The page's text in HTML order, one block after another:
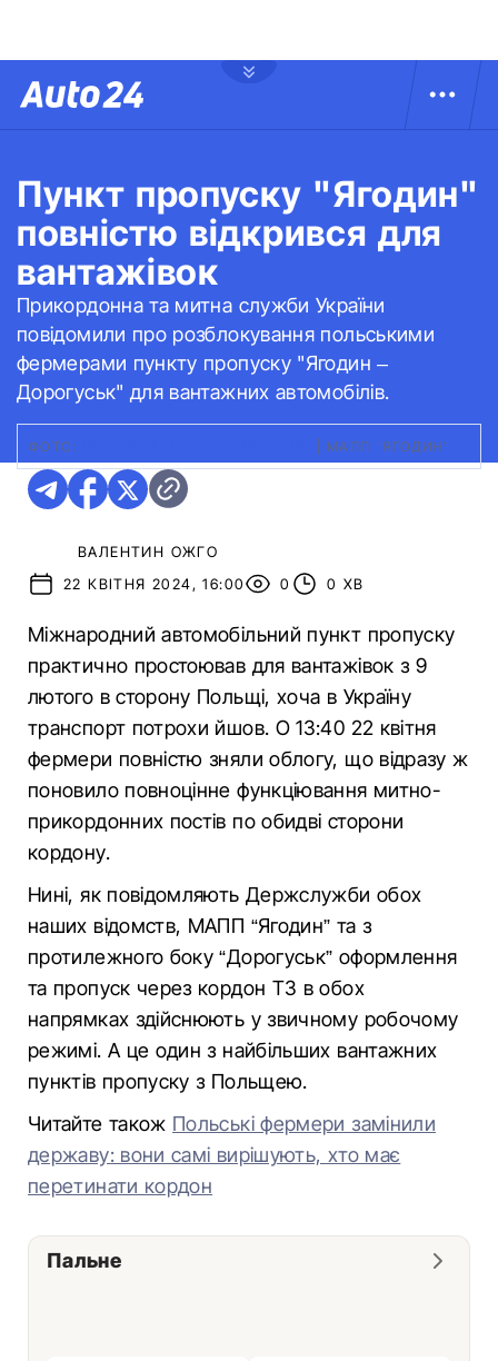
Пункт пропуску "Ягодин"
повністю відкрився для
вантажівок
Прикордонна та митна служби України
повідомили про розблокування польськими
фермерами пункту пропуску "Ягодин –
Дорогуськ" для вантажних автомобілів.
ФОТО: МАПП "ЯГОДИН"
ВАЛЕНТИН ОЖГО
22 КВІТНЯ 2024, 16:00
0 0 ХВ
Міжнародний автомобільний пункт пропуску
практично простоював для вантажівок з 9
лютого в сторону Польщі, хоча в Україну
транспорт потрохи йшов. О 13:40 22 квітня
фермери повністю зняли облогу, що відразу ж
поновило повноцінне функціювання митно-
прикордонних постів по обидві сторони
кордону.
Нині, як повідомляють Держслужби обох
наших відомств, МАПП “Ягодин” та з
протилежного боку “Дорогуськ” оформлення
та пропуск через кордон ТЗ в обох
напрямках здійснюють у звичному робочому
режимі. А це один з найбільших вантажних
пунктів пропуску з Польщею.
Читайте також Польські фермери замінили
державу: вони самі вирішують, хто має
перетинати кордон
Пальне